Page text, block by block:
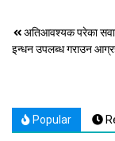
Post
अतिआवश्यक परेका
इन्धन उपलब्ध गराउन
Popular